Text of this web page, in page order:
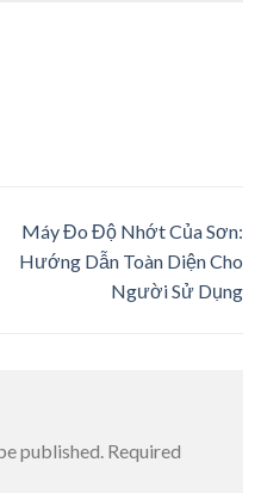
Máy Đo Độ Nhớt Của Sơn:
Hướng Dẫn Toàn Diện Cho
Người Sử Dụng
published. Required